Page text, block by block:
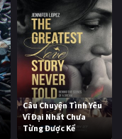
Câu Chuyện Tình Yêu
Vĩ Đại Nhất Chưa
Từng Được Kể